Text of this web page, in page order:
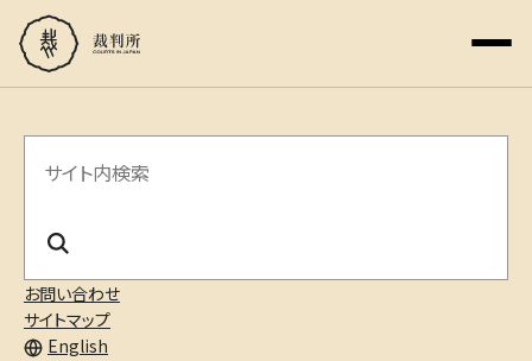
お問い合わせ
サイトマップ
English
サ
内
検